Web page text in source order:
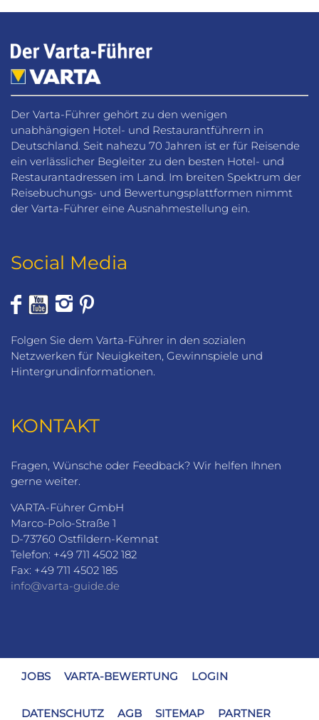
Der Varta-Führer gehört zu den wenigen
unabhängigen Hotel- und Restaurantführern in
Deutschland. Seit nahezu 70 Jahren ist er für Reisende
ein verlässlicher Begleiter zu den besten Hotel- und
Restaurantadressen im Land. Im breiten Spektrum der
Reisebuchungs- und Bewertungsplattformen nimmt
der Varta-Führer eine Ausnahmestellung ein.
Social Media
Folgen Sie dem Varta-Führer in den sozialen
Netzwerken für Neuigkeiten, Gewinnspiele und
Hintergrundinformationen.
KONTAKT
Fragen, Wünsche oder Feedback? Wir helfen Ihnen
gerne weiter.
VARTA-Führer GmbH
Marco-Polo-Straße 1
D-73760 Ostfildern-Kemnat
Telefon: +49 711 4502 182
Fax: +49 711 4502 185
info@varta-guide.de
JOBS VARTA-BEWERTUNG LOGIN
DATENSCHUTZ AGB SITEMAP PARTNER